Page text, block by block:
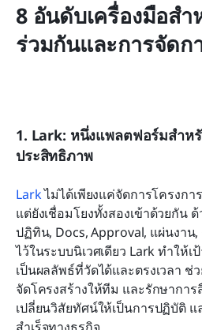
8 อันดับเครื่องมือส
ร่วมกันและการจัดก
1. Lark: หนึ่งแพลตฟอร์มสำห
ประสิทธิภาพ
Lark ไม่ได้เพียงแค่จัดการโครงก
แต่ยังเชื่อมโยงทั้งสองเข้าด้วยกัน
ปฏิทิน, Docs, Approval, แผ่นงาน,
ไว้ในระบบนิเวศเดียว Lark ทำให้
เป็นผลลัพธ์ที่วัดได้และตรงเวลา
จัดโครงสร้างให้ทีม และรักษากา
เปลี่ยนวิสัยทัศน์ให้เป็นการปฏิบัติ